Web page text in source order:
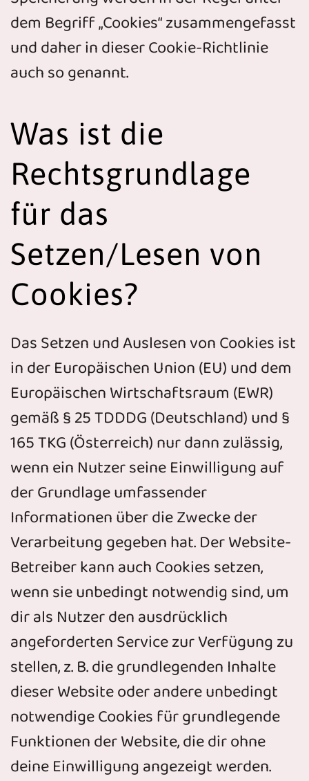
dem Begriff „Cookies“ zusammengefasst
und daher in dieser Cookie-Richtlinie
auch so genannt.
Was ist die
Rechtsgrundlage
für das
Setzen/Lesen von
Cookies?
Das Setzen und Auslesen von Cookies ist
in der Europäischen Union (EU) und dem
Europäischen Wirtschaftsraum (EWR)
gemäß § 25 TDDDG (Deutschland) und §
165 TKG (Österreich) nur dann zulässig,
wenn ein Nutzer seine Einwilligung auf
der Grundlage umfassender
Informationen über die Zwecke der
Verarbeitung gegeben hat. Der Website-
Betreiber kann auch Cookies setzen,
wenn sie unbedingt notwendig sind, um
dir als Nutzer den ausdrücklich
angeforderten Service zur Verfügung zu
stellen, z. B. die grundlegenden Inhalte
dieser Website oder andere unbedingt
notwendige Cookies für grundlegende
Funktionen der Website, die dir ohne
deine Einwilligung angezeigt werden.